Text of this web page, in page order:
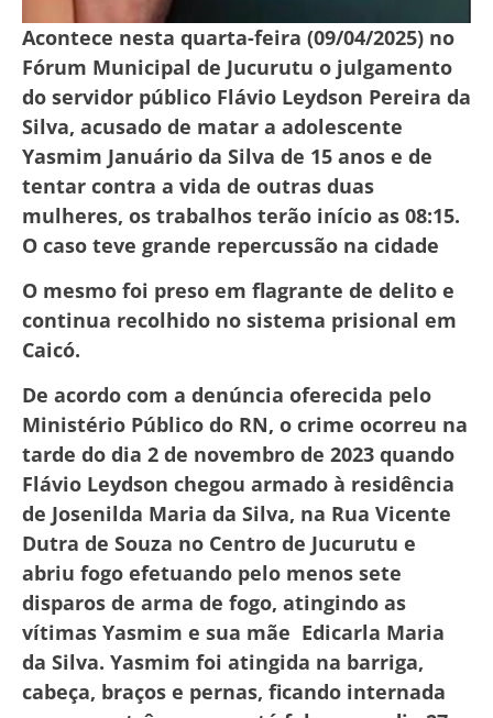
Acontece nesta quarta-feira (09/04/2025) no
Fórum Municipal de Jucurutu o julgamento
do servidor público Flávio Leydson Pereira da
Silva, acusado de matar a adolescente
Yasmim Januário da Silva de 15 anos e de
tentar contra a vida de outras duas
mulheres, os trabalhos terão início as 08:15.
O caso teve grande repercussão na cidade
O mesmo foi preso em flagrante de delito e
continua recolhido no sistema prisional em
Caicó.
De acordo com a denúncia oferecida pelo
Ministério Público do RN, o crime ocorreu na
tarde do dia 2 de novembro de 2023 quando
Flávio Leydson chegou armado à residência
de Josenilda Maria da Silva, na Rua Vicente
Dutra de Souza no Centro de Jucurutu e
abriu fogo efetuando pelo menos sete
disparos de arma de fogo, atingindo as
vítimas Yasmim e sua mãe Edicarla Maria
da Silva. Yasmim foi atingida na barriga,
cabeça, braços e pernas, ficando internada